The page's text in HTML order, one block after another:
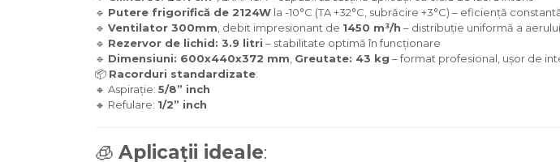
🔹 Putere frigorifică de 2124W la -10°C (TA +32°C, subrăcire +3°C) – eficiență
🔹 Ventilator 300mm , debit impresionant de 1450 m³/h – distribuție uniformă a aerului
🔹 Rezervor de lichid: 3.9 litri – stabilitate optimă în funcționare
🔹 Dimensiuni: 600x440x372 mm Greutate: 43 kg – format profesional, ușor de
📦 Racorduri standardizate:
🔸 Aspirație: 5/8” inch
🔸 Refulare: 1/2” inch
🧊 Aplicații ideale: